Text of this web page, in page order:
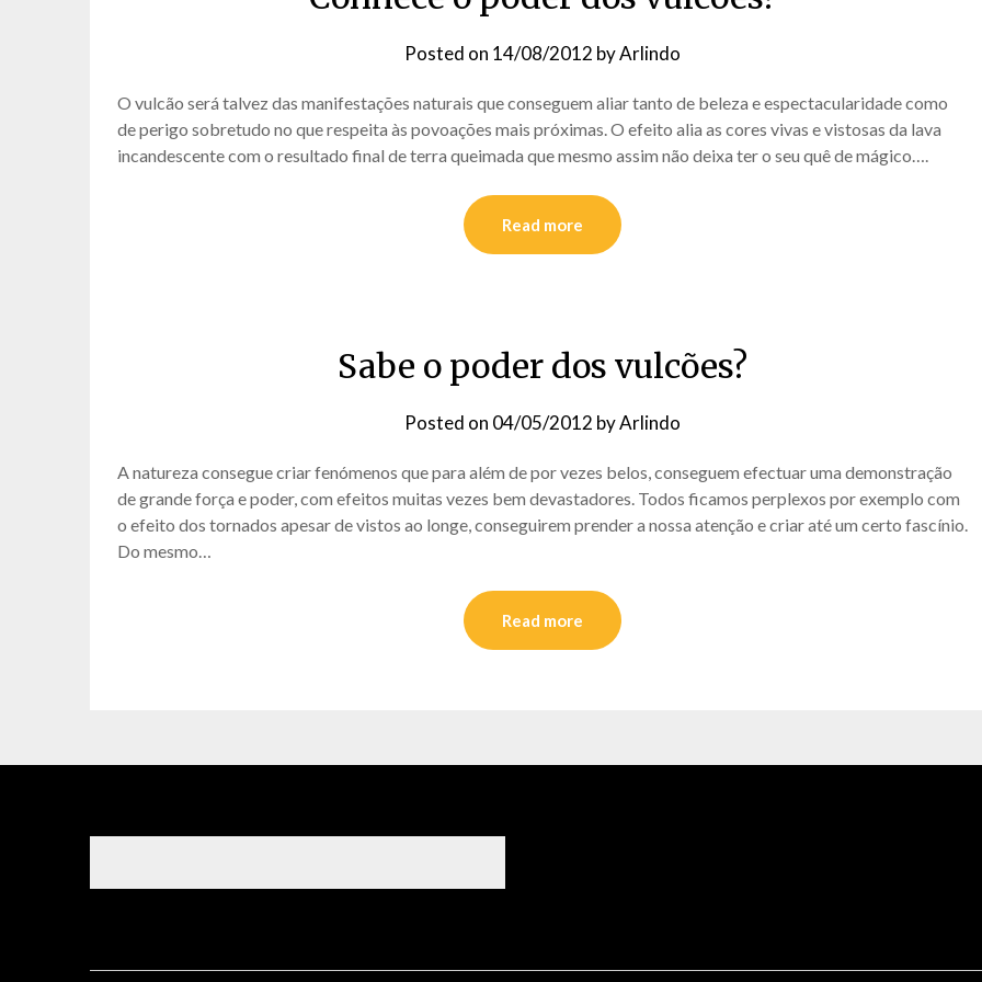
Posted on 14/08/2012 byArlindo
O vulcão será talvez das manifestações naturais que conseguem aliar tanto de beleza e espectacularidade como
de perigo sobretudo no que respeita às povoações mais próximas. O efeito alia as cores vivas e vistosas da lava
incandescente com o resultado final de terra queimada que mesmo assim não deixa ter o seu quê de mágico….
Read more
Sabe o poder dos vulcões?
Posted on 04/05/2012 byArlindo
A natureza consegue criar fenómenos que para além de por vezes belos, conseguem efectuar uma demonstração
de grande força e poder, com efeitos muitas vezes bem devastadores. Todos ficamos perplexos por exemplo com
o efeito dos tornados apesar de vistos ao longe, conseguirem prender a nossa atenção e criar até um certo fascínio.
Do mesmo…
Read more